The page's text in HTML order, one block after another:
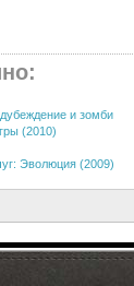
:
и зомби
(2010)
Эволюция (2009)